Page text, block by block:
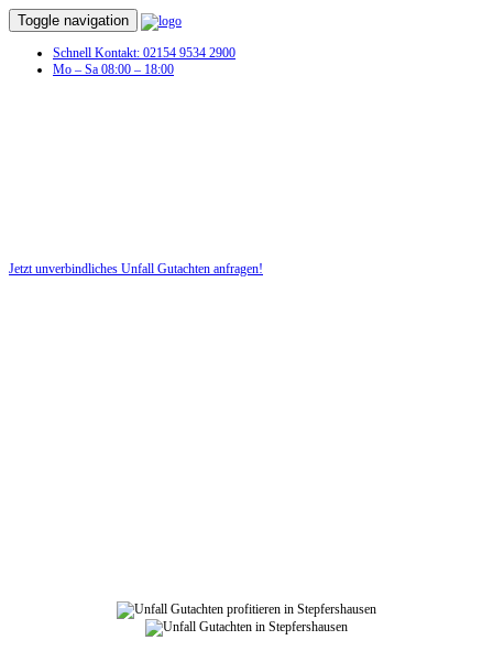
Toggle navigation
Schnell Kontakt: 02154 9534 2900
Mo – Sa 08:00 – 18:00
Jetzt unverbindliches Unfall Gutachten anfragen!